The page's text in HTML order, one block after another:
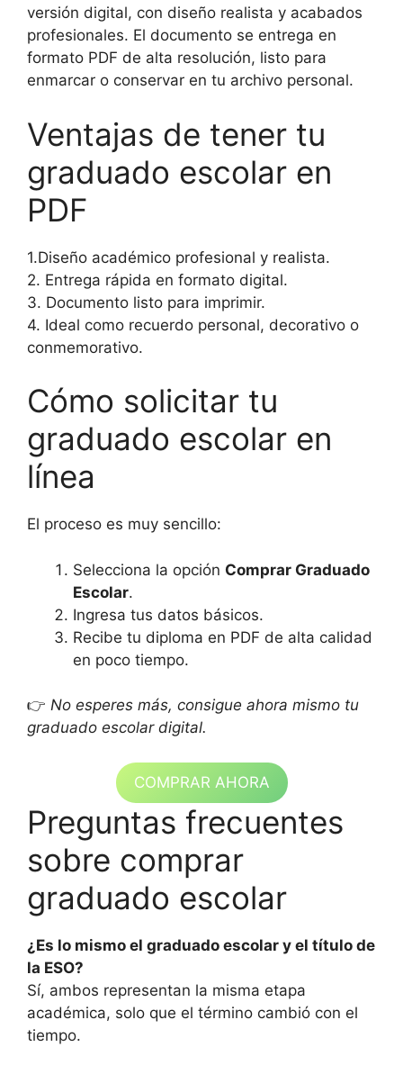
versión digital, con diseño realista y acabados
profesionales. El documento se entrega en
formato PDF de alta resolución, listo para
enmarcar o conservar en tu archivo personal.
Ventajas de tener tu
graduado escolar en
PDF
1.Diseño académico profesional y realista.
2. Entrega rápida en formato digital.
3. Documento listo para imprimir.
4. Ideal como recuerdo personal, decorativo o
conmemorativo.
Cómo solicitar tu
graduado escolar en
línea
El proceso es muy sencillo:
Selecciona la opción Comprar Graduado
Escolar.
Ingresa tus datos básicos.
Recibe tu diploma en PDF de alta calidad
en poco tiempo.
👉 No esperes más, consigue ahora mismo tu
graduado escolar digital.
COMPRAR AHORA
Preguntas frecuentes
sobre comprar
graduado escolar
¿Es lo mismo el graduado escolar y el título de
la ESO?
Sí, ambos representan la misma etapa
académica, solo que el término cambió con el
tiempo.